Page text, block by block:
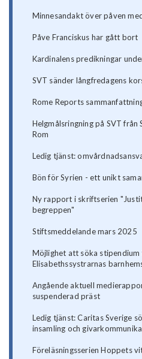
Minnesandakt över påven
Påve Franciskus har gått bort
Kardinalens predikningar
SVT sänder långfredagens
Rome Reports
Helgmålsringning på SVT från
Rom
Ledig tjänst:
Bön för Syrien - ett unikt
Ny rapport i skriftserien
begreppen"
Stiftsmeddelande mars 2025
Möjlighet att söka stipendium
Elisabethssystrarnas
Angående aktuell
suspenderad präst
Ledig tjänst: Caritas Sverige
insamling och
Föreläsningsserien Hoppets